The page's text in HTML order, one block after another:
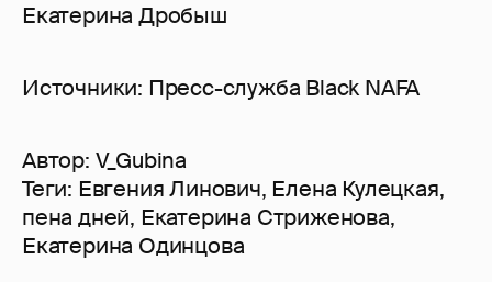
Екатерина Дробыш
Источники: Пресс-служба Black NAFA
Автор: V_Gubina
Теги: Евгения Линович, Елена Кулецкая,
пена дней, Екатерина Стриженова,
Екатерина Одинцова